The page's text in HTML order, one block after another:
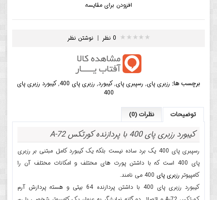
افزودن برای مقایسه
0 نظر | نوشتن نظر
برچسب ها: رزبری پای, رسپبری پای,کیبورد, رزبری پای 400 ,کیبورد رزبری پای
400
توضیحات نظرات (0)
کیبورد رزبری پای 400 با پردازنده کورتکس A-72
رسپبری پای 400 یک برد ساده نیست بلکه یک کیبورد کامل مبتنی بر رزبری
پای 400 است که با داشتن پورت های مختلف و امکانات مختلف آن را
کامپیوتر رزبری پای
کیبورد رزبری پای 400 با داشتن پردازنده 64 بیتی و هسته پردازش آرم